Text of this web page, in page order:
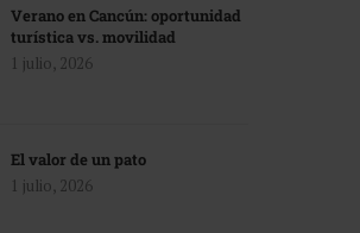
Verano en Cancún: oportunidad
turística vs. movilidad
1 julio, 2026
El valor de un pato
1 julio, 2026